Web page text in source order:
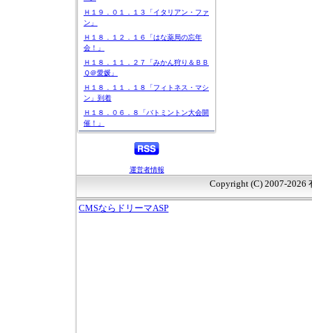
Ｈ１９．０１．１３「イタリアン・ファ
ン」
Ｈ１８．１２．１６「はな薬局の忘年
会！」
Ｈ１８．１１．２７「みかん狩り＆ＢＢ
Ｑ＠愛媛」
Ｈ１８．１１．１８「フィトネス・マシ
ン」到着
Ｈ１８．０６．８「バトミントン大会開
催！」
運営者情報
Copyright (C) 2007-2026
CMSならドリーマASP